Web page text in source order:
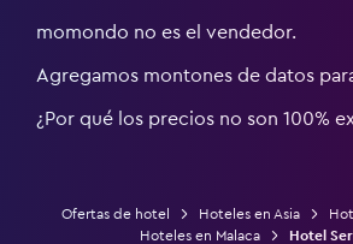
momondo no es el vendedor.
Agregamos montones de datos
¿Por qué los precios no son 100%
Ofertas de hotel Hoteles en Asia
Hoteles en Malaca
Hotel